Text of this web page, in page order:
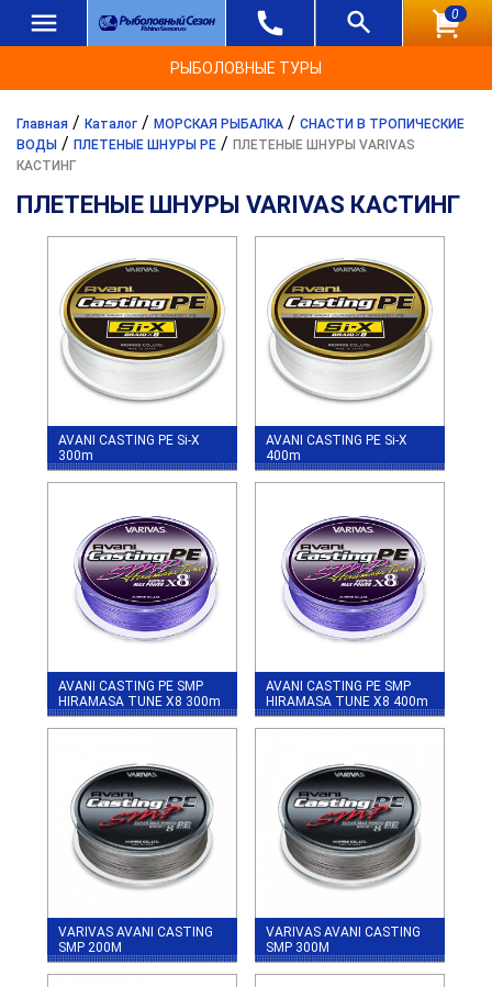
0
РЫБОЛОВНЫЕ ТУРЫ
Главная / Каталог / МОРСКАЯ РЫБАЛКА / СНАСТИ В ТРОПИЧЕСКИЕ
ВОДЫ / ПЛЕТЕНЫЕ ШНУРЫ PE / ПЛЕТЕНЫЕ ШНУРЫ VARIVAS
КАСТИНГ
ПЛЕТЕНЫЕ ШНУРЫ VARIVAS КАСТИНГ
AVANI CASTING PE Si-X
300m
AVANI CASTING PE Si-X
400m
AVANI CASTING PE SMP
HIRAMASA TUNE X8 300m
AVANI CASTING PE SMP
HIRAMASA TUNE X8 400m
VARIVAS AVANI CASTING
SMP 200М
VARIVAS AVANI CASTING
SMP 300М